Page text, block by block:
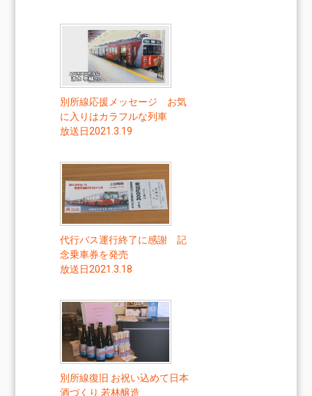
別所線応援メッセージ お気
に入りはカラフルな列車
放送日2021.3.19
代行バス運行終了に感謝 記
念乗車券を発売
放送日2021.3.18
別所線復旧 お祝い込めて日本
酒づくり 若林醸造